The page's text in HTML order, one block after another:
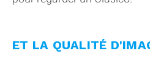
ET LA QUALITÉ